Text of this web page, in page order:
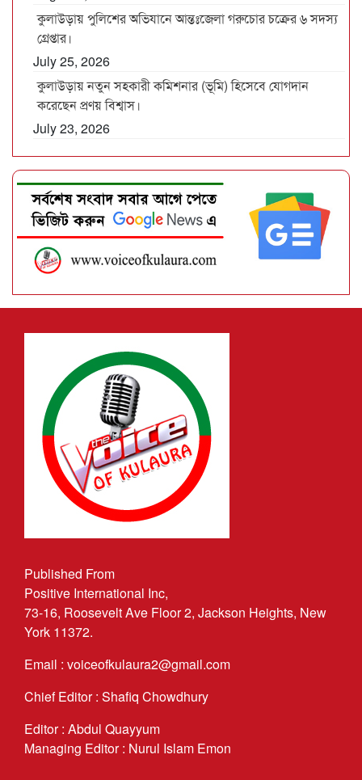
কুলাউড়ায় পুলিশের অভিযানে আন্তঃজেলা গরুচোর চক্রের ৬ সদস্য
গ্রেপ্তার।
July 25, 2026
কুলাউড়ায় নতুন সহকারী কমিশনার (ভূমি) হিসেবে যোগদান
করেছেন প্রণয় বিশ্বাস।
July 23, 2026
Published From
Positive International Inc,
73-16, Roosevelt Ave Floor 2, Jackson Heights, New
York 11372.
Email : voiceofkulaura2@gmail.com
Chief Editor : Shafiq Chowdhury
Editor : Abdul Quayyum
Managing Editor : Nurul Islam Emon